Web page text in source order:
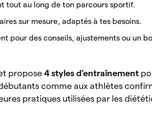
tout au long de ton parcours sportif.
sur mesure, adaptés à tes besoins.
pour des conseils, ajustements ou un
propose4 styles d’entraînement
comme aux athlètes
pratiques utilisées par les